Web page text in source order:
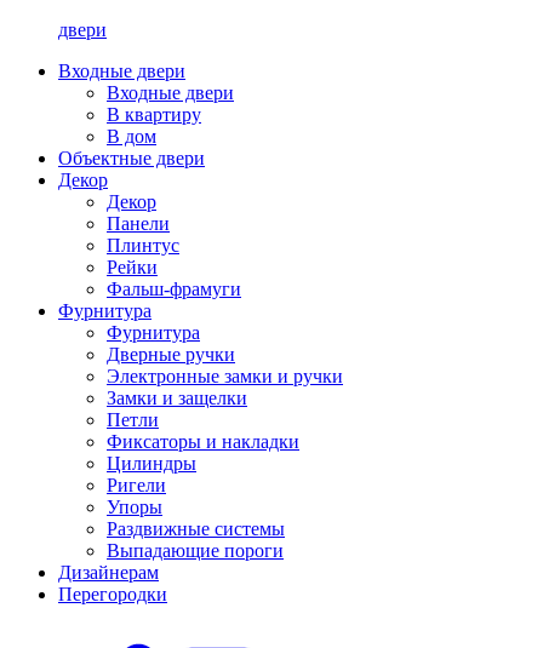
двери
Входные двери
Входные двери
В квартиру
В дом
Объектные двери
Декор
Декор
Панели
Плинтус
Рейки
Фальш-фрамуги
Фурнитура
Фурнитура
Дверные ручки
Электронные замки и ручки
Замки и защелки
Петли
Фиксаторы и накладки
Цилиндры
Ригели
Упоры
Раздвижные системы
Выпадающие пороги
Дизайнерам
Перегородки